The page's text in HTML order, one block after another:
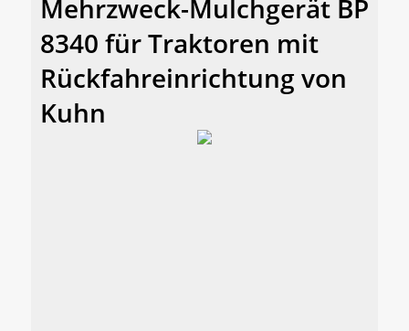
Mehrzweck-Mulchgerät BP
8340 für Traktoren mit
Rückfahreinrichtung von
Kuhn